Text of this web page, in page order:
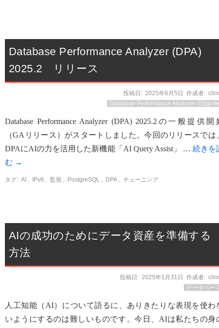
Database Performance Analyzer (DPA)
2025.2 リリース
投稿日: 2025年6月5日 作成者:
Database Performance Analyzer (旧
Database Performance Analyzer (DPA) 2025.2の一般提供開
（GAリリース）がスタートしました。今回のリリースでは
DPAにAIの力を活用した新機能「AI Query Assist」 … 続きを
む →
タグ: AI , IPv6 , 監視 , PostgreSQL , DPA , チューニング
AIの成功のためにデータ資産を準備する
方法
投稿日: 2025年1月31日 作成者:
データベー
人工知能（AI）について語るに、ありきたりな表現を使わ
いようにするのは難しいものです。今日、AIは私たちの身